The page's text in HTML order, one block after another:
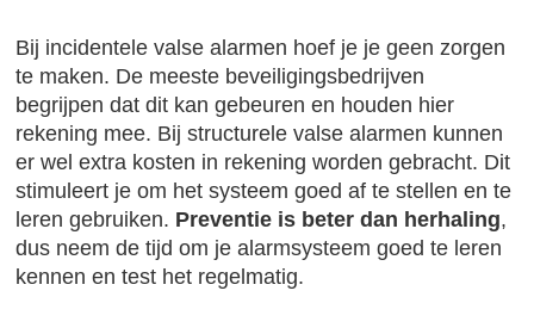
Bij incidentele valse alarmen hoef je je geen zorgen
te maken. De meeste beveiligingsbedrijven
begrijpen dat dit kan gebeuren en houden hier
rekening mee. Bij structurele valse alarmen kunnen
er wel extra kosten in rekening worden gebracht. Dit
stimuleert je om het systeem goed af te stellen en te
leren gebruiken. Preventie is beter dan herhaling,
dus neem de tijd om je alarmsysteem goed te leren
kennen en test het regelmatig.